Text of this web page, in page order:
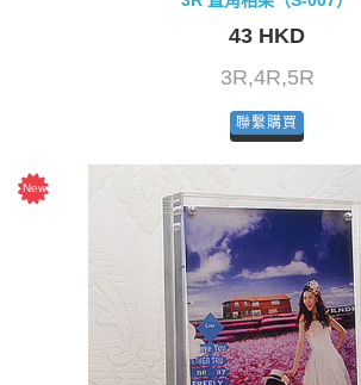
43 HKD
3R,4R,5R
聯繫購買